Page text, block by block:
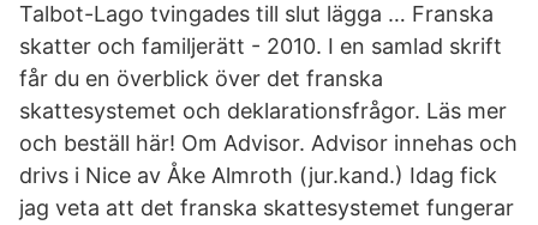
Talbot-Lago tvingades till slut lägga … Franska
skatter och familjerätt - 2010. I en samlad skrift
får du en överblick över det franska
skattesystemet och deklarationsfrågor. Läs mer
och beställ här! Om Advisor. Advisor innehas och
drivs i Nice av Åke Almroth (jur.kand.) Idag fick
jag veta att det franska skattesystemet fungerar